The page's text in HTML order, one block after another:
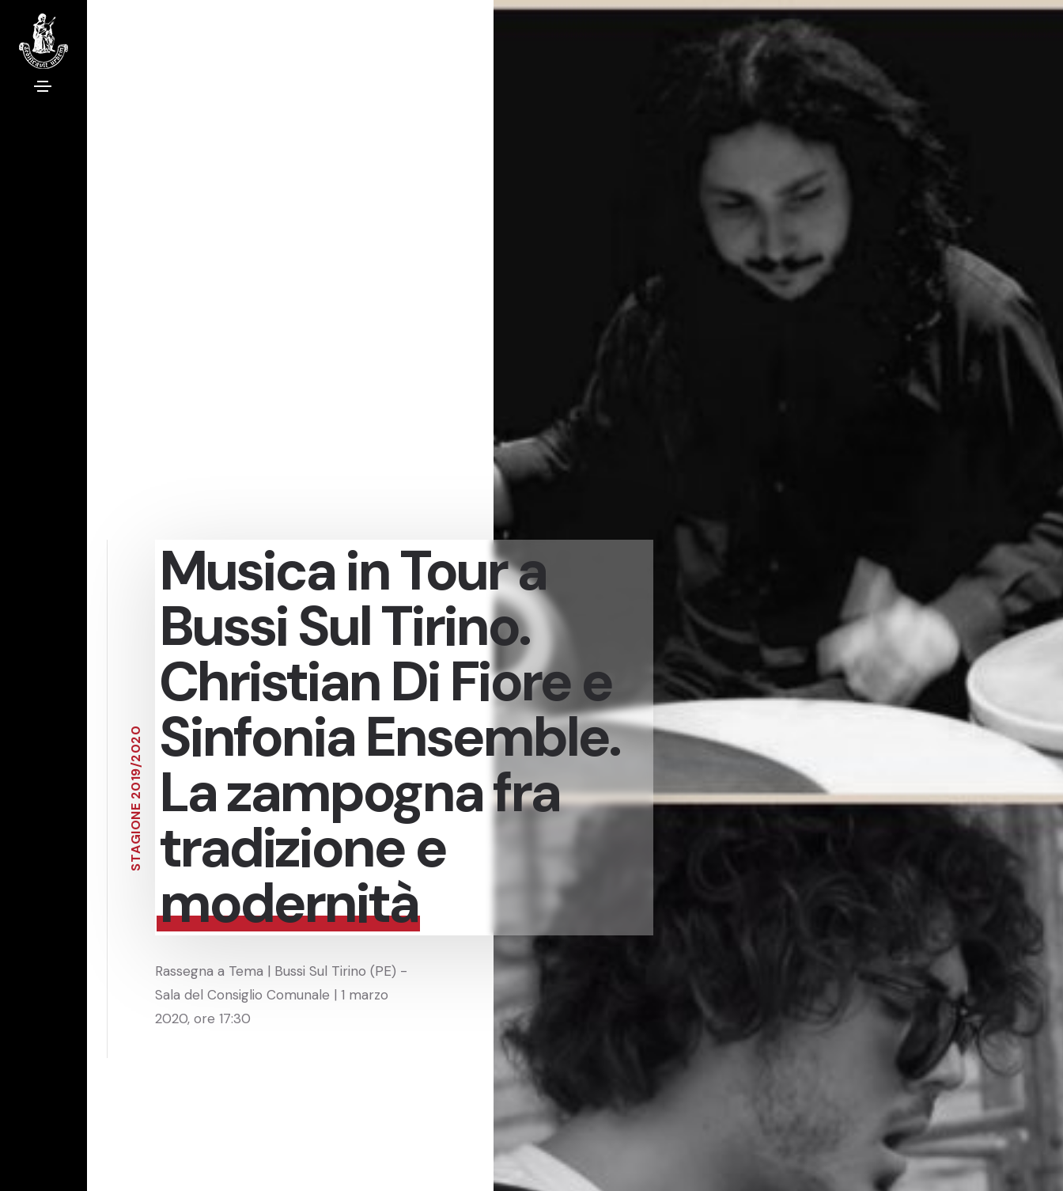
S
T
A
G
I
O
N
E
2
0
1
9
/
2
0
2
0
Musica in Tour a
Bussi Sul Tirino.
Christian Di Fiore e
Sinfonia Ensemble.
La zampogna fra
tradizione e
modernità
Rassegna a Tema | Bussi Sul Tirino (PE) -
Sala del Consiglio Comunale | 1 marzo
2020, ore 17:30